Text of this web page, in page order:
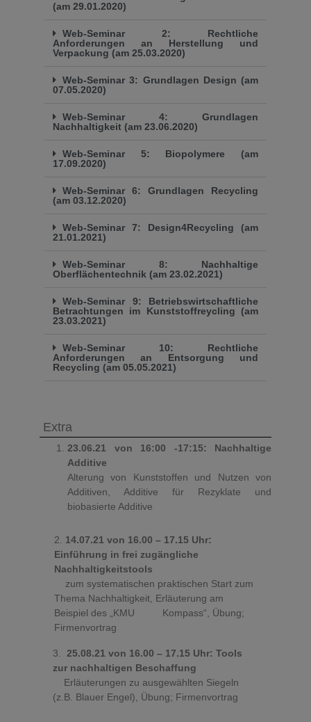
(am 29.01.2020)
Web-Seminar 2: Rechtliche
Anforderungen an Herstellung und
Verpackung (am 25.03.2020)
Web-Seminar 3: Grundlagen Design (am
07.05.2020)
Web-Seminar 4: Grundlagen
Nachhaltigkeit (am 23.06.2020)
Web-Seminar 5: Biopolymere (am
17.09.2020)
Web-Seminar 6: Grundlagen Recycling
(am 03.12.2020)
Web-Seminar 7: Design4Recycling (am
21.01.2021)
Web-Seminar 8: Nachhaltige
Oberflächentechnik (am 23.02.2021)
Web-Seminar 9: Betriebswirtschaftliche
Betrachtungen im Kunststoffreycling (am
23.03.2021)
Web-Seminar 10: Rechtliche
Anforderungen an Entsorgung und
Recycling (am 05.05.2021)
Extra
23.06.21 von 16:00 -17:15: Nachhaltige
Additive
Alterung von Kunststoffen und Nutzen von
Additiven, Additive für Rezyklate und
biobasierte Additive
2. 14.07.21 von 16.00 – 17.15 Uhr:
Einführung in frei zugängliche
Nachhaltigkeitstools
zum systematischen praktischen Start zum
Thema Nachhaltigkeit, Erläuterung am
Beispiel des „KMU Kompass“, Übung;
Firmenvortrag
3. 25.08.21 von 16.00 – 17.15 Uhr: Tools
zur nachhaltigen Beschaffung
Erläuterungen zu ausgewählten Siegeln
(z.B. Blauer Engel), Übung; Firmenvortrag